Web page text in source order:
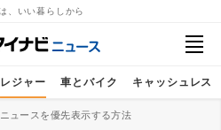
、いい暮らしから
レジャー 車とバイク キャッシュレス
ュースを優先表示する方法